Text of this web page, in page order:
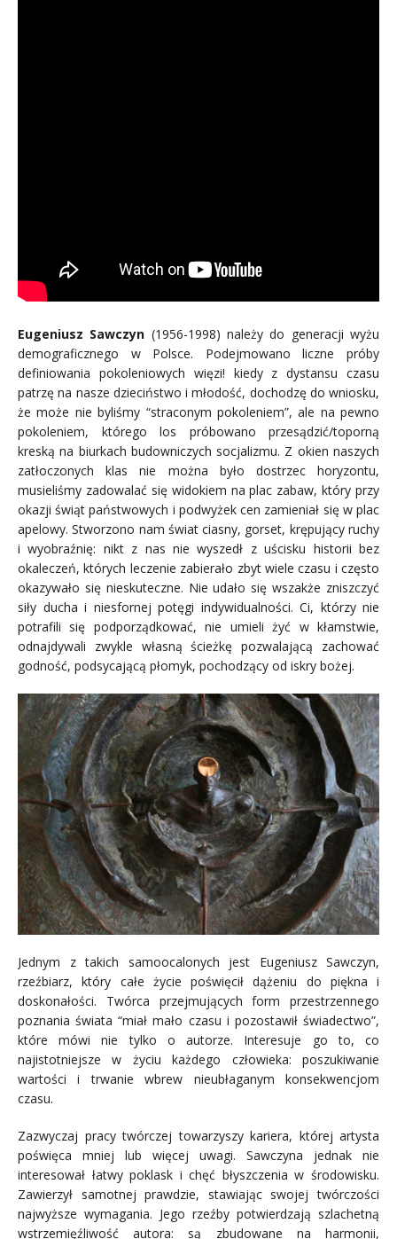
Eugeniusz Sawczyn (1956-1998) należy do generacji wyżu
demograficznego w Polsce. Podejmowano liczne próby
definiowania pokoleniowych więzi! kiedy z dystansu czasu
patrzę na nasze dzieciństwo i młodość, dochodzę do wniosku,
że może nie byliśmy “straconym pokoleniem”, ale na pewno
pokoleniem, którego los próbowano przesądzić/toporną
kreską na biurkach budowniczych socjalizmu. Z okien naszych
zatłoczonych klas nie można było dostrzec horyzontu,
musieliśmy zadowalać się widokiem na plac zabaw, który przy
okazji świąt państwowych i podwyżek cen zamieniał się w plac
apelowy. Stworzono nam świat ciasny, gorset, krępujący ruchy
i wyobraźnię: nikt z nas nie wyszedł z uścisku historii bez
okaleczeń, których leczenie zabierało zbyt wiele czasu i często
okazywało się nieskuteczne. Nie udało się wszakże zniszczyć
siły ducha i niesfornej potęgi indywidualności. Ci, którzy nie
potrafili się podporządkować, nie umieli żyć w kłamstwie,
odnajdywali zwykle własną ścieżkę pozwalającą zachować
godność, podsycającą płomyk, pochodzący od iskry bożej.
Jednym z takich samoocalonych jest Eugeniusz Sawczyn,
rzeźbiarz, który całe życie poświęcił dążeniu do piękna i
doskonałości. Twórca przejmujących form przestrzennego
poznania świata “miał mało czasu i pozostawił świadectwo”,
które mówi nie tylko o autorze. Interesuje go to, co
najistotniejsze w życiu każdego człowieka: poszukiwanie
wartości i trwanie wbrew nieubłaganym konsekwencjom
czasu.
Zazwyczaj pracy twórczej towarzyszy kariera, której artysta
poświęca mniej lub więcej uwagi. Sawczyna jednak nie
interesował łatwy poklask i chęć błyszczenia w środowisku.
Zawierzył samotnej prawdzie, stawiając swojej twórczości
najwyższe wymagania. Jego rzeźby potwierdzają szlachetną
wstrzemięźliwość autora: są zbudowane na harmonii,